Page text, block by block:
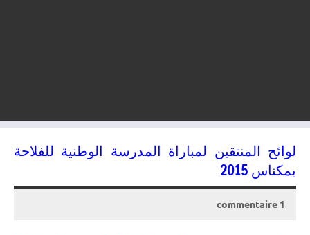
لوائح المنتقين لمباراة المدرسة الوطنية للفلاحة
بمكناس 2015
23/07/2015
kamal
1 commentaire